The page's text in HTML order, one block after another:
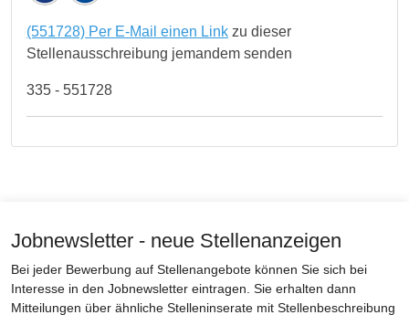
(551728) Per E-Mail einen Link zu dieser
Stellenausschreibung jemandem senden
335 - 551728
Jobnewsletter - neue Stellenanzeigen
Bei jeder Bewerbung auf Stellenangebote können Sie sich bei
Interesse in den Jobnewsletter eintragen. Sie erhalten dann
Mitteilungen über ähnliche Stelleninserate mit Stellenbeschreibung